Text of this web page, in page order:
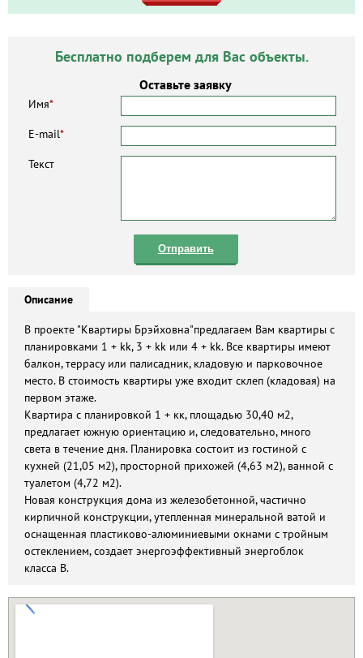
Бесплатно подберем для Вас объекты.
Оставьте заявку
Имя*
E-mail*
Текст
Отправить
Описание
В проекте "Квартиры Брэйховна"предлагаем Вам квартиры с
планировками 1 + kk, 3 + kk или 4 + kk. Все квартиры имеют
балкон, террасу или палисадник, кладовую и парковочное
место. В стоимость квартиры уже входит склеп (кладовая) на
первом этаже.
Квартира с планировкой 1 + кк, площадью 30,40 м2,
предлагает южную ориентацию и, следовательно, много
света в течение дня. Планировка состоит из гостиной с
кухней (21,05 м2), просторной прихожей (4,63 м2), ванной с
туалетом (4,72 м2).
Новая конструкция дома из железобетонной, частично
кирпичной конструкции, утепленная минеральной ватой и
оснащенная пластиково-алюминиевыми окнами с тройным
остеклением, создает энергоэффективный энергоблок
класса B.